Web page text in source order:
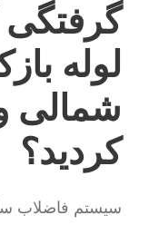
لوله
شمالی و
کردید؟
سیستم فاضلاب